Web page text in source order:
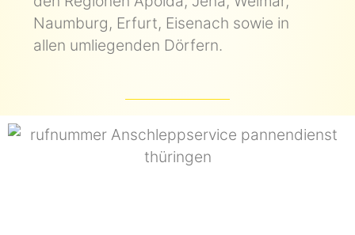
Naumburg, Erfurt, Eisenach sowie in
allen umliegenden Dörfern.